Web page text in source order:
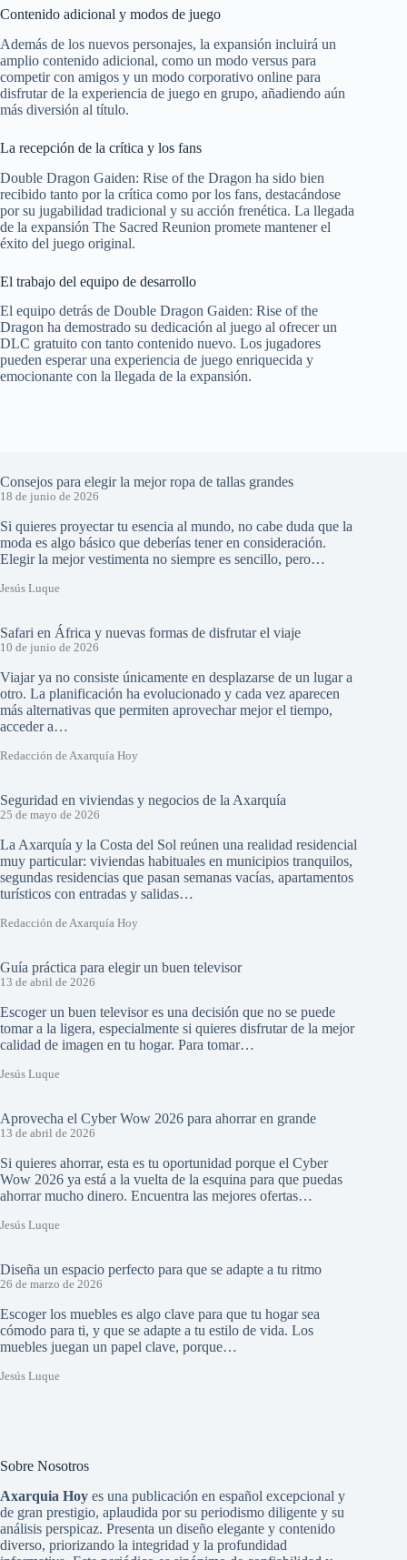
Contenido adicional y modos de juego
Además de los nuevos personajes, la expansión incluirá un
amplio contenido adicional, como un modo versus para
competir con amigos y un modo corporativo online para
disfrutar de la experiencia de juego en grupo, añadiendo aún
más diversión al título.
La recepción de la crítica y los fans
Double Dragon Gaiden: Rise of the Dragon ha sido bien
recibido tanto por la crítica como por los fans, destacándose
por su jugabilidad tradicional y su acción frenética. La llegada
de la expansión The Sacred Reunion promete mantener el
éxito del juego original.
El trabajo del equipo de desarrollo
El equipo detrás de Double Dragon Gaiden: Rise of the
Dragon ha demostrado su dedicación al juego al ofrecer un
DLC gratuito con tanto contenido nuevo. Los jugadores
pueden esperar una experiencia de juego enriquecida y
emocionante con la llegada de la expansión.
Consejos para elegir la mejor ropa de tallas grandes
18 de junio de 2026
Si quieres proyectar tu esencia al mundo, no cabe duda que la
moda es algo básico que deberías tener en consideración.
Elegir la mejor vestimenta no siempre es sencillo, pero…
Jesús Luque
Safari en África y nuevas formas de disfrutar el viaje
10 de junio de 2026
Viajar ya no consiste únicamente en desplazarse de un lugar a
otro. La planificación ha evolucionado y cada vez aparecen
más alternativas que permiten aprovechar mejor el tiempo,
acceder a…
Redacción de Axarquía Hoy
Seguridad en viviendas y negocios de la Axarquía
25 de mayo de 2026
La Axarquía y la Costa del Sol reúnen una realidad residencial
muy particular: viviendas habituales en municipios tranquilos,
segundas residencias que pasan semanas vacías, apartamentos
turísticos con entradas y salidas…
Redacción de Axarquía Hoy
Guía práctica para elegir un buen televisor
13 de abril de 2026
Escoger un buen televisor es una decisión que no se puede
tomar a la ligera, especialmente si quieres disfrutar de la mejor
calidad de imagen en tu hogar. Para tomar…
Jesús Luque
Aprovecha el Cyber Wow 2026 para ahorrar en grande
13 de abril de 2026
Si quieres ahorrar, esta es tu oportunidad porque el Cyber
Wow 2026 ya está a la vuelta de la esquina para que puedas
ahorrar mucho dinero. Encuentra las mejores ofertas…
Jesús Luque
Diseña un espacio perfecto para que se adapte a tu ritmo
26 de marzo de 2026
Escoger los muebles es algo clave para que tu hogar sea
cómodo para ti, y que se adapte a tu estilo de vida. Los
muebles juegan un papel clave, porque…
Jesús Luque
Sobre Nosotros
Axarquia Hoy es una publicación en español excepcional y
de gran prestigio, aplaudida por su periodismo diligente y su
análisis perspicaz. Presenta un diseño elegante y contenido
diverso, priorizando la integridad y la profundidad